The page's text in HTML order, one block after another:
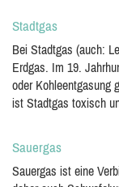
Stadtgas
Bei Stadtgas (auch:
Erdgas. Im 19.
oder Kohleentgasung
ist Stadtgas toxisch
Sauergas
Sauergas ist eine